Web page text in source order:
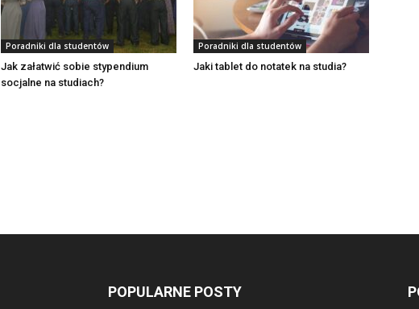
Poradniki dla studentów
Jak załatwić sobie stypendium
socjalne na studiach?
Poradniki dla studentów
Jaki tablet do notatek na studia?
POPULARNE POSTY